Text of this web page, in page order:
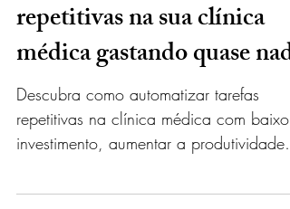
Admin
Como automatizar tarefas
repetitivas na sua clínica
médica gastando quase nada